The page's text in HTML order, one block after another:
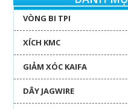
VÒNG BI TPI
XÍCH KMC
GIẢM XÓC KAIFA
DÂY JAGWIRE